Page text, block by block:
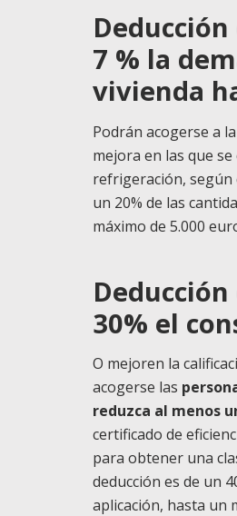
7 % la
vivienda
Podrán acogerse a
mejora en las que
refrigeración, según
un 20% de las
máximo de 5.000
30% el
O mejoren la
acogerse las
reduzca al menos
certificado de
para obtener una
deducción es de un
aplicación, hasta un